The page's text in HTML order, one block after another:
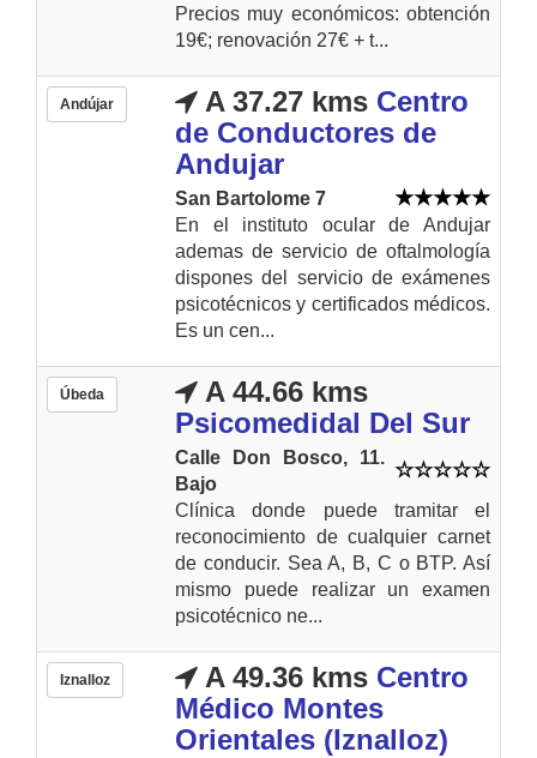
Precios muy económicos: obtención
19€; renovación 27€ + t...
Andújar A 37.27 kms Centro
de Conductores de
Andujar
San Bartolome 7
En el instituto ocular de Andujar
ademas de servicio de oftalmología
dispones del servicio de exámenes
psicotécnicos y certificados médicos.
Es un cen...
Úbeda
A 44.66 kms
Psicomedidal Del Sur
Calle Don Bosco, 11.
Bajo
Clínica donde puede tramitar el
reconocimiento de cualquier carnet
de conducir. Sea A, B, C o BTP. Así
mismo puede realizar un examen
psicotécnico ne...
Iznalloz A 49.36 kms Centro
Médico Montes
Orientales (Iznalloz)